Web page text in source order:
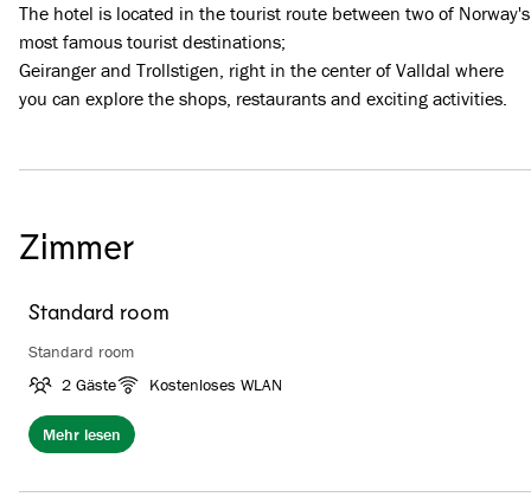
The hotel is located in the tourist route between two of Norway's
most famous tourist destinations;
Geiranger and Trollstigen, right in the center of Valldal where
you can explore the shops, restaurants and exciting activities.
Zimmer
Standard room
Standard room
2 Gäste
Kostenloses WLAN
Mehr lesen